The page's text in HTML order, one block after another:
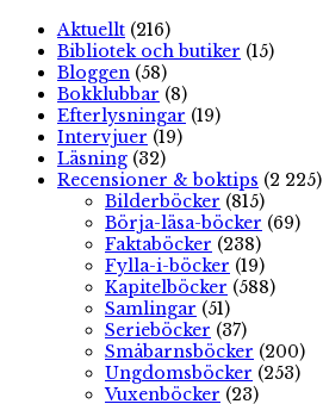
Aktuellt (216)
Bibliotek och butiker (15)
Bloggen (58)
Bokklubbar (8)
Efterlysningar (19)
Intervjuer (19)
Läsning (32)
Recensioner & boktips (2 225)
Bilderböcker (815)
Börja-läsa-böcker (69)
Faktaböcker (238)
Fylla-i-böcker (19)
Kapitelböcker (588)
Samlingar (51)
Serieböcker (37)
Småbarnsböcker (200)
Ungdomsböcker (253)
Vuxenböcker (23)